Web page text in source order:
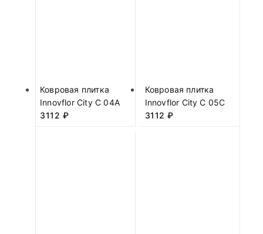
Ковровая плитка
Innovflor City C 04A
3112 ₽
Ковровая плитка
Innovflor City C 05C
3112 ₽